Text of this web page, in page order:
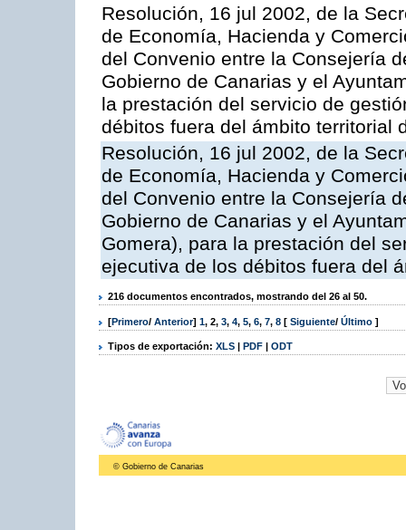
Resolución, 16 jul 2002, de la
de Economía, Hacienda y
del Convenio entre la Consejería
Gobierno de Canarias y el
la prestación del servicio de
débitos fuera del ámbito territorial
Resolución, 16 jul 2002, de la
de Economía, Hacienda y
del Convenio entre la Consejería
Gobierno de Canarias y el
Gomera), para la prestación del
ejecutiva de los débitos fuera del
216 documentos encontrados, mostrando del 26 al 50.
[Primero/ Anterior] 1, 2, 3, 4, 5, 6, 7, 8 [ Siguiente/ Último ]
Tipos de exportación: XLS | PDF | ODT
© Gobierno de Canarias